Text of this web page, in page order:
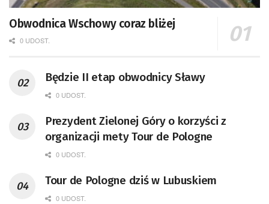
Obwodnica Wschowy coraz bliżej
0 UDOST.
Będzie II etap obwodnicy Sławy
0 UDOST.
Prezydent Zielonej Góry o korzyści z
organizacji mety Tour de Pologne
0 UDOST.
Tour de Pologne dziś w Lubuskiem
0 UDOST.